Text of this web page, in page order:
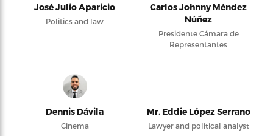
José Julio Aparicio
Politics and law
Carlos Johnny Méndez
Núñez
Presidente Cámara de
Representantes
Dennis Dávila
Cinema
Mr. Eddie López Serrano
Lawyer and political analyst